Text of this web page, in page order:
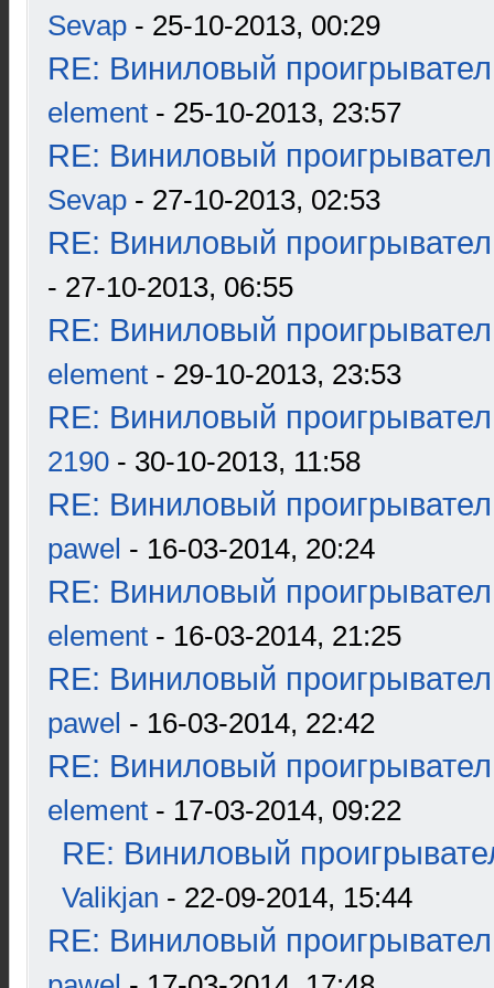
Sevap - 25-10-2013, 00:29
RE: Виниловый
element - 25-10-2013, 23:57
RE: Виниловый
Sevap - 27-10-2013, 02:53
RE: Виниловый
- 27-10-2013, 06:55
RE: Виниловый
element - 29-10-2013, 23:53
RE: Виниловый
2190 - 30-10-2013, 11:58
RE: Виниловый
pawel - 16-03-2014, 20:24
RE: Виниловый
element - 16-03-2014, 21:25
RE: Виниловый
pawel - 16-03-2014, 22:42
RE: Виниловый
element - 17-03-2014, 09:22
RE: Виниловый
Valikjan - 22-09-2014, 15:44
RE: Виниловый